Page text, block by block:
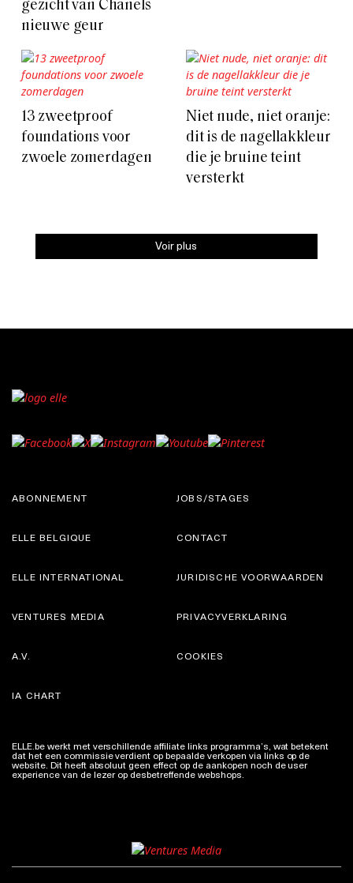
gezicht van Chanels
nieuwe geur
13 zweetproof
foundations voor
zwoele zomerdagen
Niet nude, niet oranje:
dit is de nagellakkleur
die je bruine teint
versterkt
Voir plus
ABONNEMENT
ELLE BELGIQUE
JOBS/STAGES
CONTACT
ELLE INTERNATIONAL
VENTURES MEDIA
JURIDISCHE VOORWAARDEN
PRIVACYVERKLARING
A.V.
IA CHART
COOKIES
ELLE.be werkt met verschillende affiliate links programma’s, wat betekent
dat het een commissie verdient op bepaalde verkopen via links op de
website. Dit heeft absoluut geen effect op de aankopen noch de user
experience van de lezer op desbetreffende webshops.